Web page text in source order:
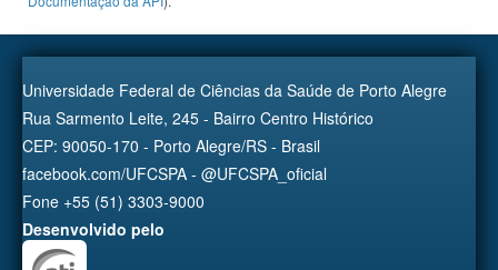
Universidade Federal de Ciências da Saúde de Porto Alegre
Rua Sarmento Leite, 245 - Bairro Centro Histórico
CEP: 90050-170 - Porto Alegre/RS - Brasil
facebook.com/UFCSPA - @UFCSPA_oficial
Fone +55 (51) 3303-9000
Desenvolvido pelo